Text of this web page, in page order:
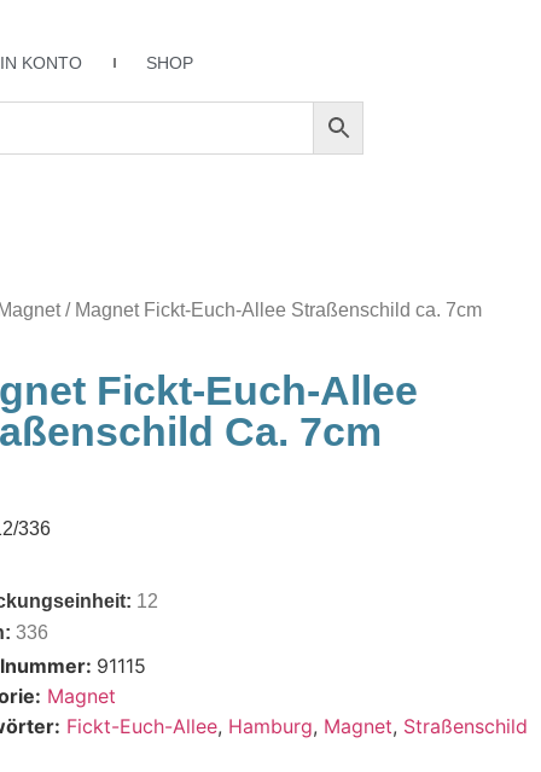
KONTO SHOP
Magnet/ Magnet Fickt-Euch-Allee Straßenschild ca. 7cm
Fickt-Euch-Allee
Ca. 7cm
336
12
336
91115
Magnet
Fickt-Euch-Allee, Hamburg, Magnet, Straßenschild